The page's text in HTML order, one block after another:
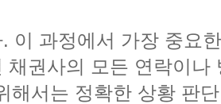
과정에서 가장 중요한
권사의 모든 연락이나
서는 정확한 상황 판